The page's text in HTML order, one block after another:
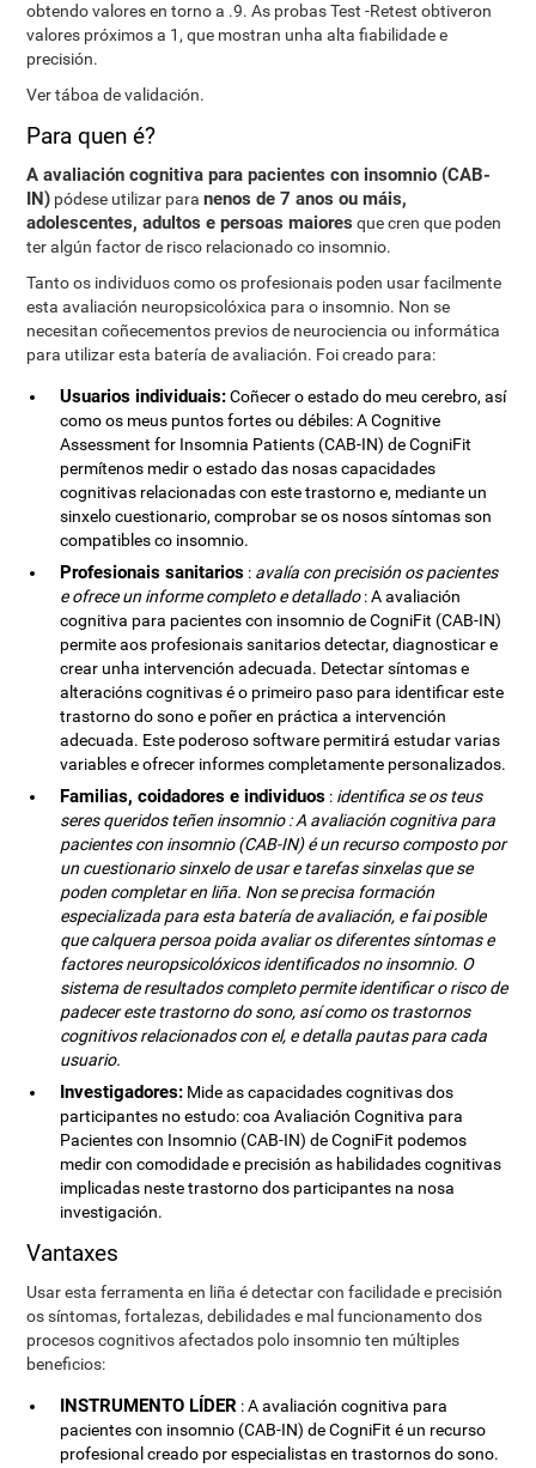
obtendo valores en torno a .9. As probas Test -Retest obtiveron
valores próximos a 1, que mostran unha alta fiabilidade e
precisión.
Ver táboa de validación.
Para quen é?
A avaliación cognitiva para pacientes con insomnio (CAB-
IN) pódese utilizar paranenos de 7 anos ou máis,
adolescentes, adultos e persoas maiores que cren que poden
ter algún factor de risco relacionado co insomnio.
Tanto os individuos como os profesionais poden usar facilmente
esta avaliación neuropsicolóxica para o insomnio. Non se
necesitan coñecementos previos de neurociencia ou informática
para utilizar esta batería de avaliación. Foi creado para:
Usuarios individuais:Coñecer o estado do meu cerebro, así
como os meus puntos fortes ou débiles: A Cognitive
Assessment for Insomnia Patients (CAB-IN) de CogniFit
permítenos medir o estado das nosas capacidades
cognitivas relacionadas con este trastorno e, mediante un
sinxelo cuestionario, comprobar se os nosos síntomas son
compatibles co insomnio.
Profesionais sanitarios : avalía con precisión os pacientes
e ofrece un informe completo e detallado: A avaliación
cognitiva para pacientes con insomnio de CogniFit (CAB-IN)
permite aos profesionais sanitarios detectar, diagnosticar e
crear unha intervención adecuada. Detectar síntomas e
alteracións cognitivas é o primeiro paso para identificar este
trastorno do sono e poñer en práctica a intervención
adecuada. Este poderoso software permitirá estudar varias
variables e ofrecer informes completamente personalizados.
Familias, coidadores e individuos : identifica se os teus
seres queridos teñen insomnio : A avaliación cognitiva para
pacientes con insomnio (CAB-IN) é un recurso composto por
un cuestionario sinxelo de usar e tarefas sinxelas que se
poden completar en liña. Non se precisa formación
especializada para esta batería de avaliación, e fai posible
que calquera persoa poida avaliar os diferentes síntomas e
factores neuropsicolóxicos identificados no insomnio. O
sistema de resultados completo permite identificar o risco de
padecer este trastorno do sono, así como os trastornos
cognitivos relacionados con el, e detalla pautas para cada
usuario.
Investigadores: Mide as capacidades cognitivas dos
participantes no estudo: coa Avaliación Cognitiva para
Pacientes con Insomnio (CAB-IN) de CogniFit podemos
medir con comodidade e precisión as habilidades cognitivas
implicadas neste trastorno dos participantes na nosa
investigación.
Vantaxes
Usar esta ferramenta en liña é detectar con facilidade e precisión
os síntomas, fortalezas, debilidades e mal funcionamento dos
procesos cognitivos afectados polo insomnio ten múltiples
beneficios:
INSTRUMENTO LÍDER : A avaliación cognitiva para
pacientes con insomnio (CAB-IN) de CogniFit é un recurso
profesional creado por especialistas en trastornos do sono.